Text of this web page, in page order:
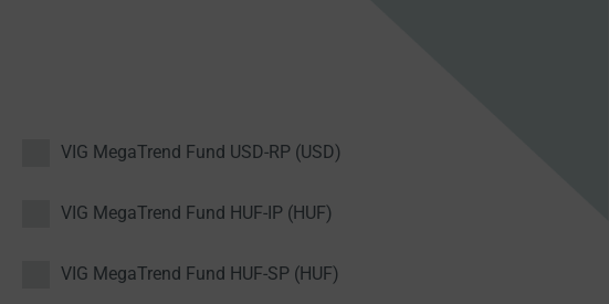
VIG MegaTrend Fund USD-RP (USD)
VIG MegaTrend Fund HUF-IP (HUF)
VIG MegaTrend Fund HUF-SP (HUF)